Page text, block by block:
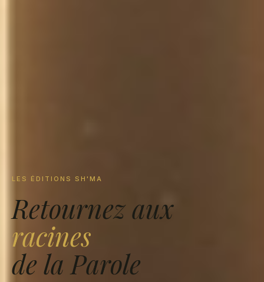
LES ÉDITIONS SH'MA
Retournez aux
racines
de la Parole